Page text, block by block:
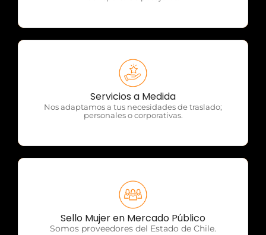
Servicios a Medida
Nos adaptamos a tus necesidades de traslado;
personales o corporativas.
OTP Servicios
Sello Mujer en Mercado Público
Somos proveedores del Estado de Chile.
OTP Servicios